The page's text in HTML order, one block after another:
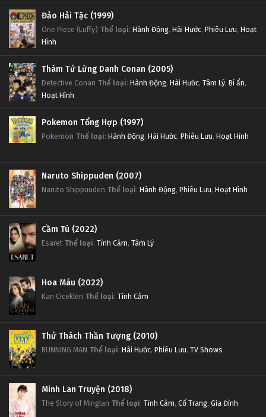
Đảo Hải Tặc (1999)
One Piece (Luffy) Thể loại: Hành Động, Hài Hước, Phiêu Lưu, Hoạt
Hình
Thám Tử Lừng Danh Conan (2005)
Detective Conan Thể loại: Hành Động, Hài Hước, Tâm Lý, Bí ẩn,
Hoạt Hình
Pokemon Tổng Hợp (1997)
Pokemon Thể loại: Hành Động, Hài Hước, Phiêu Lưu, Hoạt Hình
Naruto Shippuden (2007)
Naruto Shippuuden Thể loại: Hành Động, Phiêu Lưu, Hoạt Hình
Cầm Tù (2022)
Esaret Thể loại: Tình Cảm, Tâm Lý
Hoa Máu (2022)
Kan Cicekleri Thể loại: Tình Cảm
Thử Thách Thần Tượng (2010)
RUNNING MAN Thể loại: Hài Hước, Phiêu Lưu, TV Shows
Minh Lan Truyện (2018)
The Story of Minglan Thể loại: Tình Cảm, Cổ Trang, Gia Đình